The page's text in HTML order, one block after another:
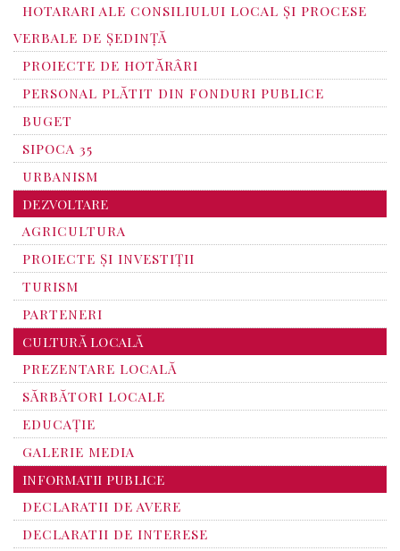
HOTARARI ALE CONSILIULUI LOCAL ȘI PROCESE
VERBALE DE ȘEDINȚĂ
PROIECTE DE HOTĂRÂRI
PERSONAL PLĂTIT DIN FONDURI PUBLICE
BUGET
SIPOCA 35
URBANISM
DEZVOLTARE
AGRICULTURA
PROIECTE ȘI INVESTIȚII
TURISM
PARTENERI
CULTURĂ LOCALĂ
PREZENTARE LOCALĂ
SĂRBĂTORI LOCALE
EDUCAȚIE
GALERIE MEDIA
INFORMATII PUBLICE
DECLARATII DE AVERE
DECLARATII DE INTERESE